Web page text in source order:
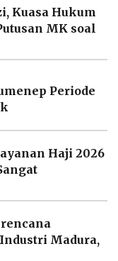
Kuasa Hukum
MK soal
Periode
Haji 2026
Madura,